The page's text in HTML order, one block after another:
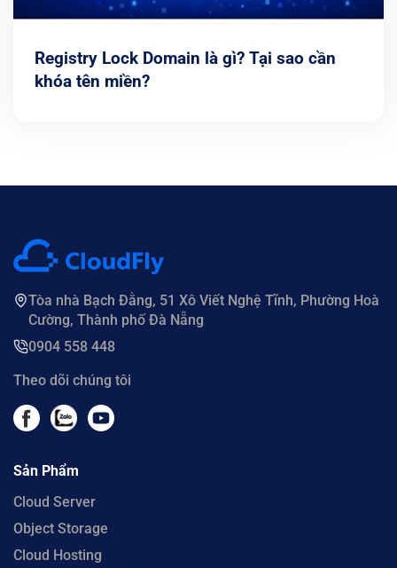
Registry Lock Domain là gì? Tại sao cần
khóa tên miền?
Tòa nhà Bạch Đằng, 51 Xô Viết Nghệ Tĩnh, Phường Hoà
Cường, Thành phố Đà Nẵng
0904 558 448
Theo dõi chúng tôi
Sản Phẩm
Cloud Server
Object Storage
Cloud Hosting